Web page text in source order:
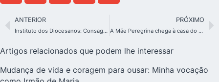
ANTERIOR
Instituto dos Diocesanos: Consagração Perpétua e encontro com o Papa
PRÓXIMO
A Mãe Peregrina chega à casa do Papa por Pe. Alexandre Awi
Artigos relacionados que podem lhe interessar
Mudança de vida e coragem para ousar: Minha vocação